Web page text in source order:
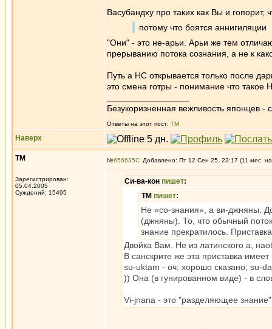
Васубандху про таких как Вы и гопорит,
потому что боятся аннигиляции
"Они" - это не-арьи. Арьи же тем
прерыванию потока сознания, а не к
Путь а НС открывается только после
это смена готры - понимание что такое
Безукоризненная вежливость японцев -
Ответы на этот пост: ТМ
Наверх
ТМ
Зарегистрирован:
05.04.2005
Суждений: 15495
№656635 Добавлено: Пт 12 Сен 25, 23:17 (11 мес.
Си-ва-кон пишет:
ТМ пишет:
Не «со-знания», а ви-джняны.
(джняны). То, что обычный
знание прекратилось.
Двойка Вам. Не из латинского а,
В санскрите же эта приставка
su-uktam - оч. хорошо сказано; su-
)) Она (в гунированном виде) - в
Vi-jnana - это "разделяющее